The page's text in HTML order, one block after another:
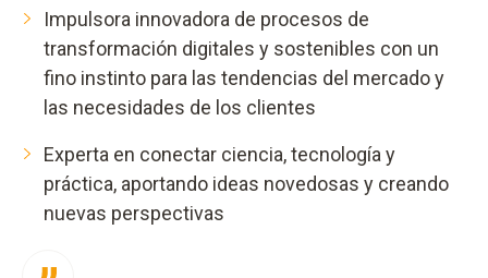
Impulsora innovadora de procesos de
transformación digitales y sostenibles con un
fino instinto para las tendencias del mercado y
las necesidades de los clientes
Experta en conectar ciencia, tecnología y
práctica, aportando ideas novedosas y creando
nuevas perspectivas